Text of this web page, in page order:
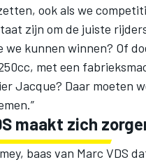
ook als we
zijn om de juiste
we kunnen winnen? Of
met een
Jacque? Daar moeten
maakt zich
baas van Marc VDS